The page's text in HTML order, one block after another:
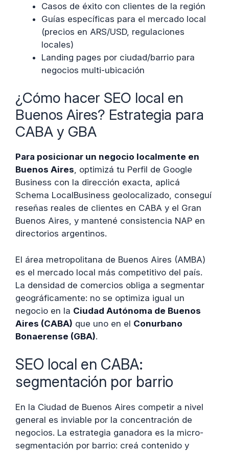
Casos de éxito con clientes de la región
Guías específicas para el mercado local
(precios en ARS/USD, regulaciones
locales)
Landing pages por ciudad/barrio para
negocios multi-ubicación
¿Cómo hacer SEO local en
Buenos Aires? Estrategia para
CABA y GBA
Para posicionar un negocio localmente en
Buenos Aires, optimizá tu Perfil de Google
Business con la dirección exacta, aplicá
Schema LocalBusiness geolocalizado, conseguí
reseñas reales de clientes en CABA y el Gran
Buenos Aires, y mantené consistencia NAP en
directorios argentinos.
El área metropolitana de Buenos Aires (AMBA)
es el mercado local más competitivo del país.
La densidad de comercios obliga a segmentar
geográficamente: no se optimiza igual un
negocio en la Ciudad Autónoma de Buenos
Aires (CABA) que uno en el Conurbano
Bonaerense (GBA).
SEO local en CABA:
segmentación por barrio
En la Ciudad de Buenos Aires competir a nivel
general es inviable por la concentración de
negocios. La estrategia ganadora es la micro-
segmentación por barrio: creá contenido y